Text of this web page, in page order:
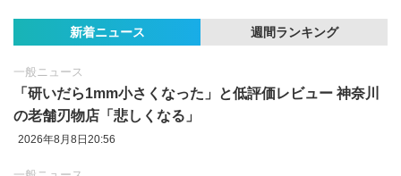
新着ニュース 週間ランキング
一般ニュース
「研いだら1mm小さくなった」と低評価レビュー 神奈川
の老舗刃物店「悲しくなる」
2026年8月8日20:56